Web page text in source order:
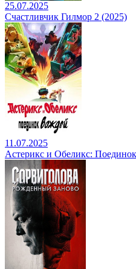
25.07.2025
Счастливчик Гилмор 2 (2025)
11.07.2025
Астерикс и Обеликс: